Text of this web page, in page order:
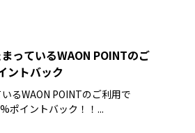
まっているWAON POINTのご
ントバック
るWAON POINTのご利用で
ポイントバック！！...